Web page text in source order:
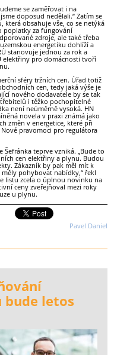
se zaměřovat i na
doposud nedělali.“ Zatím se
která obsahuje vše, co se netýká
poplatky za fungování
zdroje, ale také třeba
energetiku dohlíží a
stanovuje jednou za rok a
elektřiny pro domácnosti tvoří
sféry tržních cen. Úřad totiž
cen, tedy jaká výše je
nového dodavatele by se tak
i těžko pochopitelné
není neúměrně vysoká. HN
novela v praxi známá jako
změn v energetice, které při
pravomoci pro regulátora
teprve vzniká. „Bude to
cen elektřiny a plynu. Budou
Zákazník by pak měl mít k
pohybovat nabídky,“ řekl
listu zcela o úplnou novinku na
ceny zveřejňoval mezi roky
u plynu.
Pavel Daniel
bude letos